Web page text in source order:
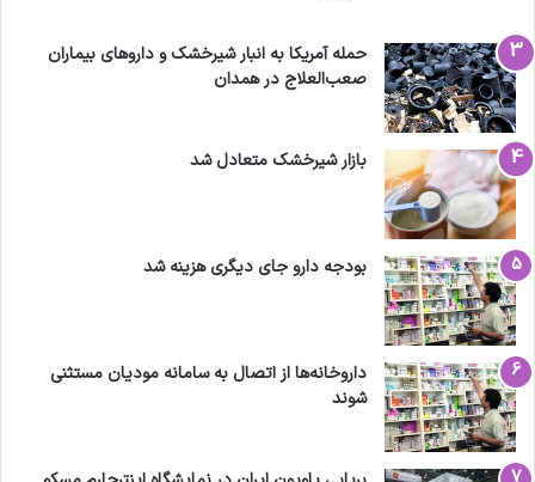
حمله آمریکا به انبار شیرخشک و داروهای بیماران
صعب‌العلاج در همدان
بازار شیرخشک متعادل شد
بودجه دارو جای دیگری هزینه شد
داروخانه‌ها از اتصال به سامانه مودیان مستثنی
شوند